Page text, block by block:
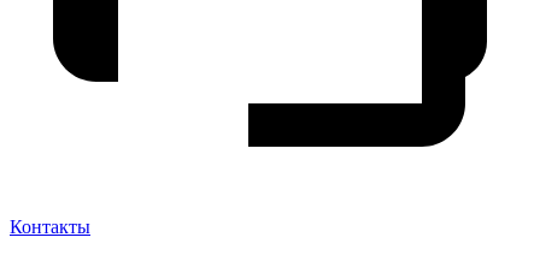
Контакты